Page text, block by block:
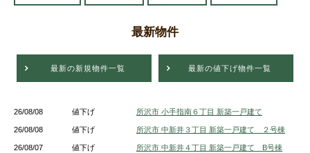
最新物件
最新の新規物件一覧 最新の値下げ物件一覧
26/08/08 値下げ 所沢市 小手指南６丁目 新築一戸建て
26/08/08 値下げ 所沢市 中新井３丁目 新築一戸建て ２号棟
26/08/07 値下げ 所沢市 中新井４丁目 新築一戸建て B号棟